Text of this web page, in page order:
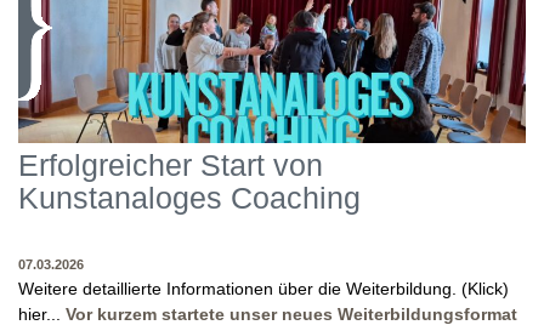
und Dozenten für die gelungene Woche und für die tollen
Abschlusspräsentationen!
WANN?
14.04.2026
Erfolgreicher Start von
Kunstanaloges Coaching
07.03.2026
Weitere detaillierte Informationen über die Weiterbildung. (Klick)
hier...
Vor kurzem startete unser neues Weiterbildungsformat